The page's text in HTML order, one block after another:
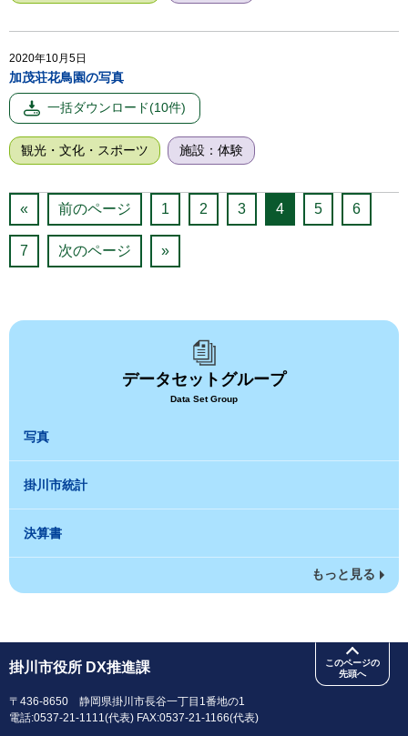
2020年10月5日
加茂荘花鳥園の写真
観光・文化・スポーツ 施設：体験
« 前のページ 1 2 3 4 5 6
7 次のページ »
データセットグループ
Data Set Group
写真
掛川市統計
決算書
もっと見る
このページの
先頭へ
掛川市役所 DX推進課
〒436-8650 静岡県掛川市長谷一丁目1番地の1
電話:0537-21-1111(代表) FAX:0537-21-1166(代表)